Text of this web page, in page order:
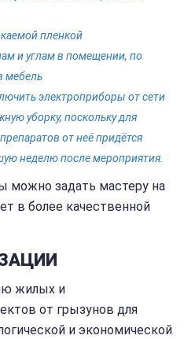
пленкой
и углам в помещении, по
мебель
электроприборы от сети
уборку, поскольку для
от неё придётся
неделю после мероприятия.
можно задать мастеру на
в более качественной
жилых и
от грызунов для
и экономической